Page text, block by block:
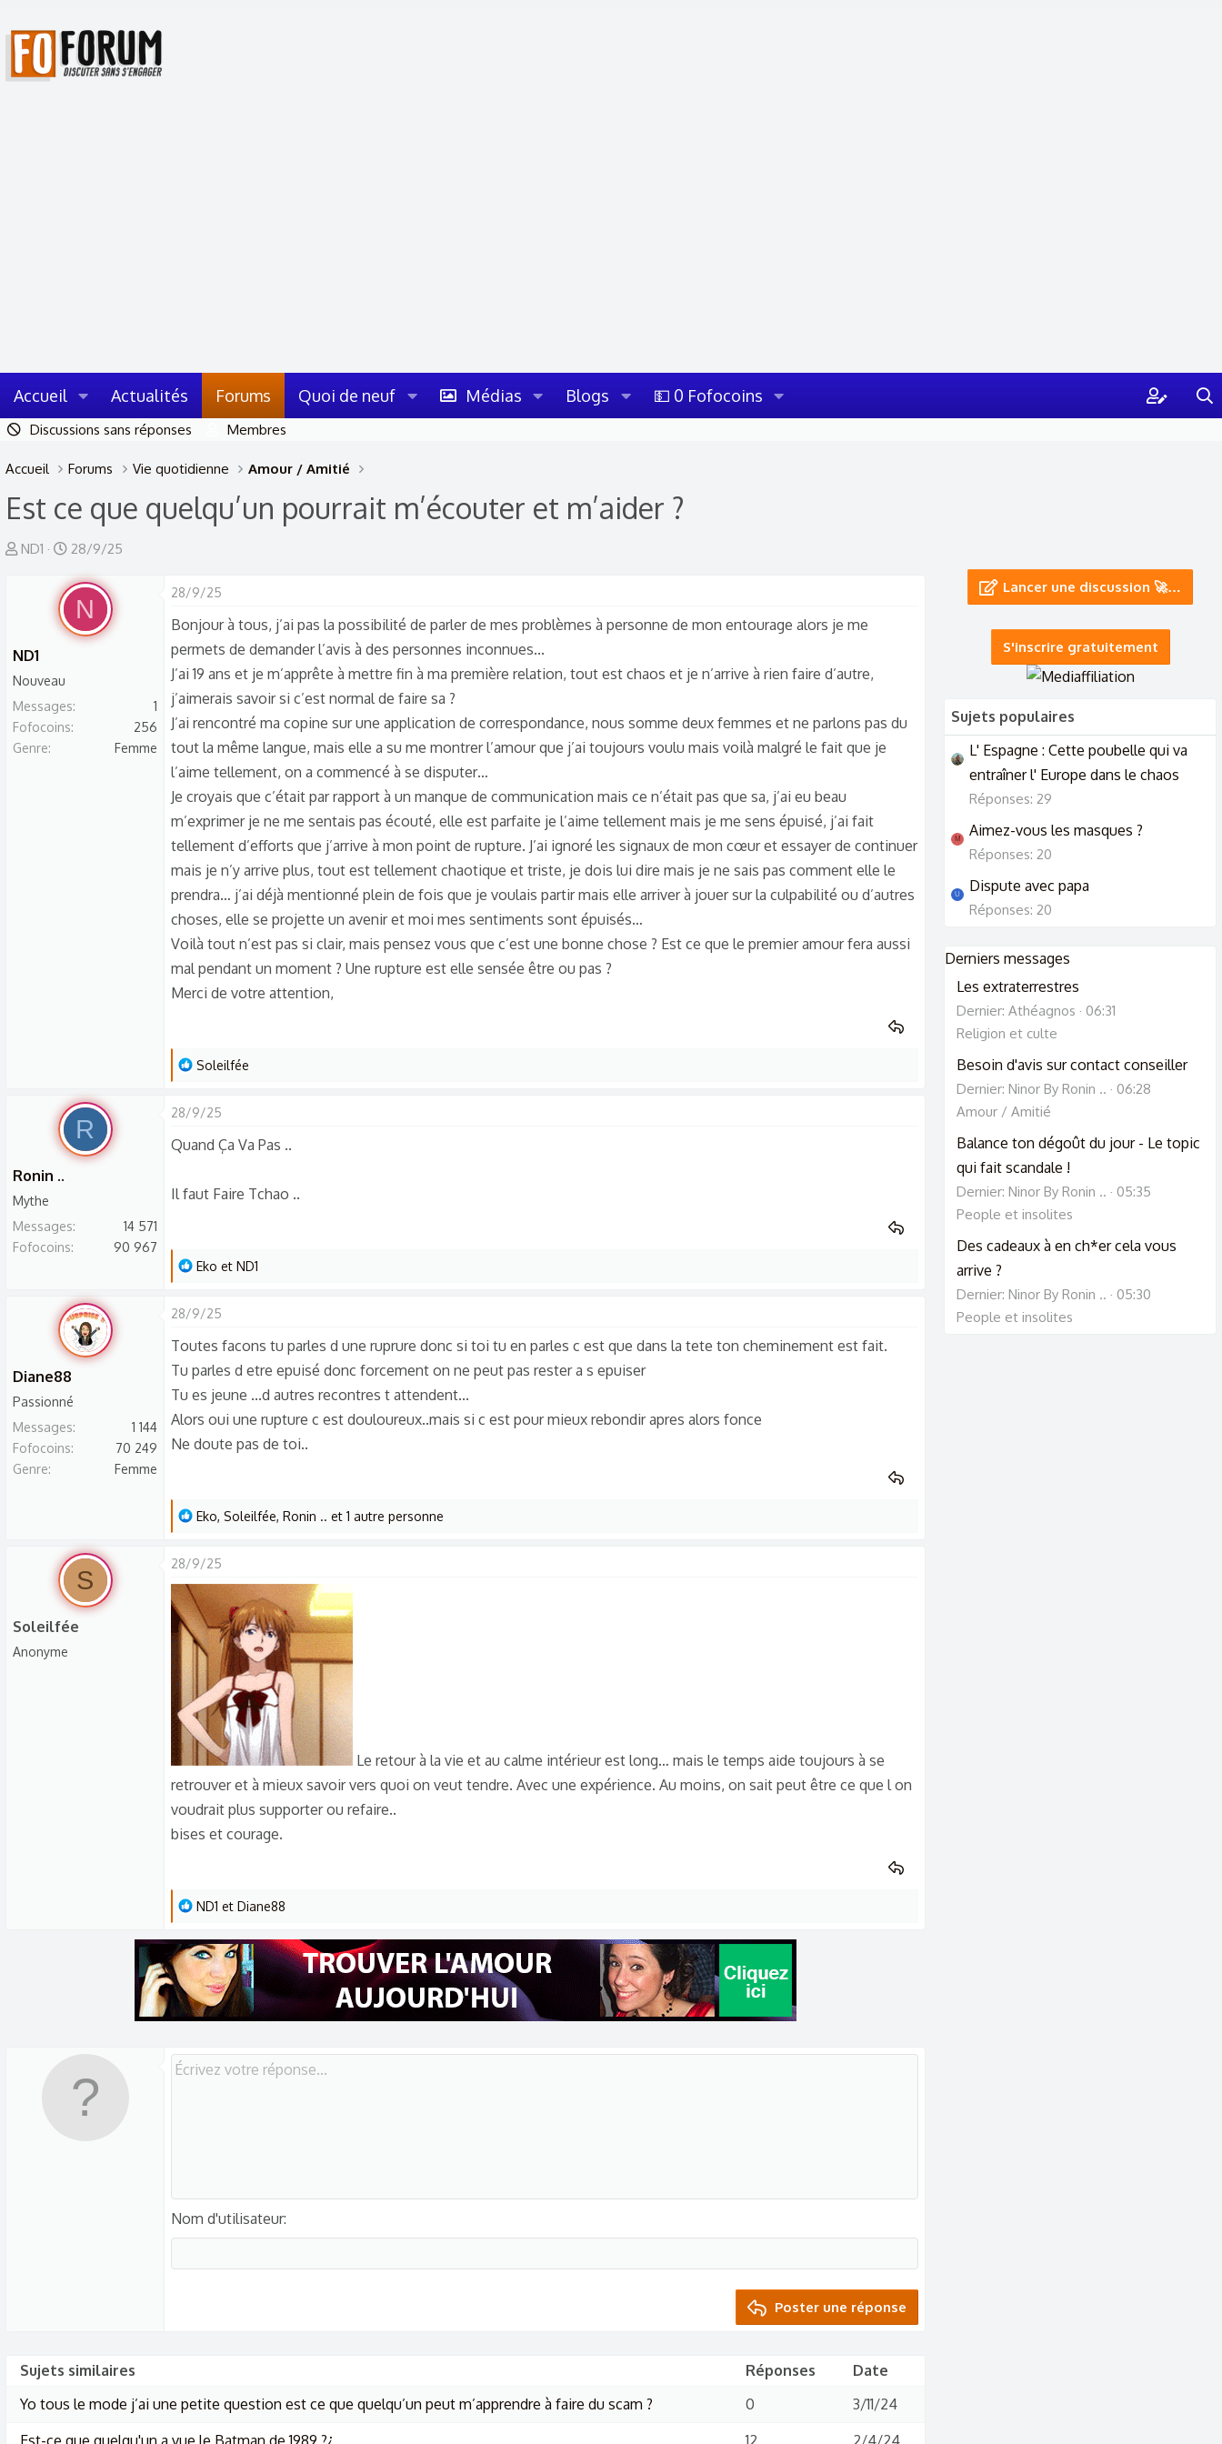
Accueil Actualités Forums Quoi de neuf Médias Blogs 💵 0 Fofocoins
Discussions sans réponses Membres
Accueil Forums Vie quotidienne Amour / Amitié
Est ce que quelqu’un pourrait m’écouter et m’aider ?
A
r
d
e
l
a
ND1
D
t
e
d
é
b
28/9/25
N
ND1
Nouveau
Messages
1
Fofocoins
256
Genre
Femme
28/9/25
Bonjour à tous, j’ai pas la possibilité de parler de mes problèmes à personne de mon entourage alors je me
permets de demander l’avis à des personnes inconnues...
J’ai 19 ans et je m’apprête à mettre fin à ma première relation, tout est chaos et je n’arrive à rien faire d’autre,
j’aimerais savoir si c’est normal de faire sa ?
J’ai rencontré ma copine sur une application de correspondance, nous somme deux femmes et ne parlons pas du
tout la même langue, mais elle a su me montrer l’amour que j’ai toujours voulu mais voilà malgré le fait que je
l’aime tellement, on a commencé à se disputer…
Je croyais que c’était par rapport à un manque de communication mais ce n’était pas que sa, j’ai eu beau
m’exprimer je ne me sentais pas écouté, elle est parfaite je l’aime tellement mais je me sens épuisé, j’ai fait
tellement d’efforts que j’arrive à mon point de rupture. J’ai ignoré les signaux de mon cœur et essayer de continuer
mais je n’y arrive plus, tout est tellement chaotique et triste, je dois lui dire mais je ne sais pas comment elle le
prendra… j’ai déjà mentionné plein de fois que je voulais partir mais elle arriver à jouer sur la culpabilité ou d’autres
choses, elle se projette un avenir et moi mes sentiments sont épuisés…
Voilà tout n’est pas si clair, mais pensez vous que c’est une bonne chose ? Est ce que le premier amour fera aussi
mal pendant un moment ? Une rupture est elle sensée être ou pas ?
Merci de votre attention,
L
s
é
c
n
:
Soleilfée
R
Ronin ..
Mythe
Messages
14 571
Fofocoins
90 967
28/9/25
Quand Ça Va Pas ..
Il faut Faire Tchao ..
L
s
é
a
c
o
:
Eko et ND1
Diane88
Passionné
Messages
1 144
Fofocoins
70 249
Genre
Femme
28/9/25
Toutes facons tu parles d une ruprure donc si toi tu en parles c est que dans la tete ton cheminement est fait.
Tu parles d etre epuisé donc forcement on ne peut pas rester a s epuiser
Tu es jeune ...d autres recontres t attendent...
Alors oui une rupture c est douloureux..mais si c est pour mieux rebondir apres alors fonce
Ne doute pas de toi..
L
s
é
a
c
t
i
o
n
s
:
Eko, Soleilfée, Ronin .. et 1 autre personne
S
Soleilfée
Anonyme
28/9/25
Le retour à la vie et au calme intérieur est long… mais le temps aide toujours à se
retrouver et à mieux savoir vers quoi on veut tendre. Avec une expérience. Au moins, on sait peut être ce que l on
voudrait plus supporter ou refaire..
bises et courage.
L
s
r
é
a
t
i
ND1 et Diane88
Nom d'utilisateur
Poster une réponse
Sujets similaires Réponses
Date
Yo tous le mode j’ai une petite question est ce que quelqu’un peut m’apprendre à faire du scam ?
0
3/11/24
Est-ce que quelqu'un a vue le Batman de 1989 ?¿
12 2/4/24
Lancer une discussion 🚀…
S'inscrire gratuitement
Sujets populaires
L' Espagne : Cette poubelle qui va
entraîner l' Europe dans le chaos
Réponses: 29
M Aimez-vous les masques ?
Réponses: 20
U Dispute avec papa
Réponses: 20
Derniers messages
Les extraterrestres
Dernier: Athéagnos
06:31
Religion et culte
Besoin d'avis sur contact conseiller
Dernier: Ninor By Ronin ..
06:28
Amour / Amitié
Balance ton dégoût du jour - Le topic
qui fait scandale !
Dernier: Ninor By Ronin ..
05:35
People et insolites
Des cadeaux à en ch*er cela vous
arrive ?
Dernier: Ninor By Ronin ..
05:30
People et insolites